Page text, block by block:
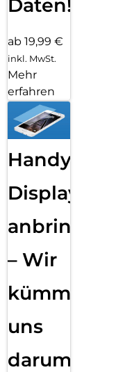
Daten!
ab 19,99 €
inkl. MwSt.
Mehr
erfahren
Handy
Displayfolie
anbringen
– Wir
kümmern
uns
darum!